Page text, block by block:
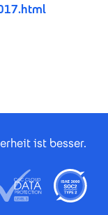
ist besser.